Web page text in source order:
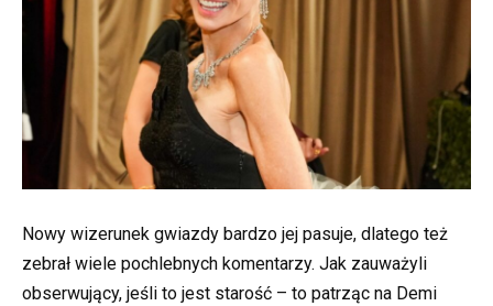
Nowy wizerunek gwiazdy bardzo jej pasuje, dlatego też
zebrał wiele pochlebnych komentarzy. Jak zauważyli
obserwujący, jeśli to jest starość – to patrząc na Demi